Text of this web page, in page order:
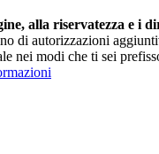
alla riservatezza e i
di autorizzazioni
nei modi che ti sei